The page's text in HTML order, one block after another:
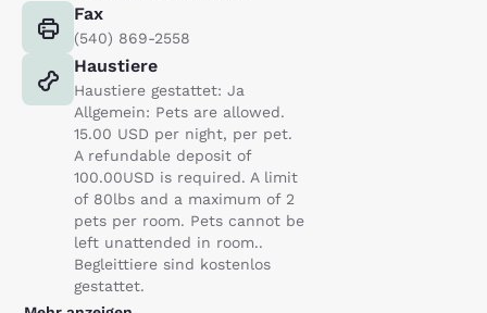
Fax
(540) 869-2558
Haustiere
Haustiere gestattet: Ja
Allgemein: Pets are allowed.
15.00 USD per night, per pet.
A refundable deposit of
100.00USD is required. A limit
of 80lbs and a maximum of 2
pets per room. Pets cannot be
left unattended in room..
Begleittiere sind kostenlos
gestattet.